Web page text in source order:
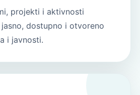
projekti i aktivnosti
dostupno i otvoreno
i javnosti.